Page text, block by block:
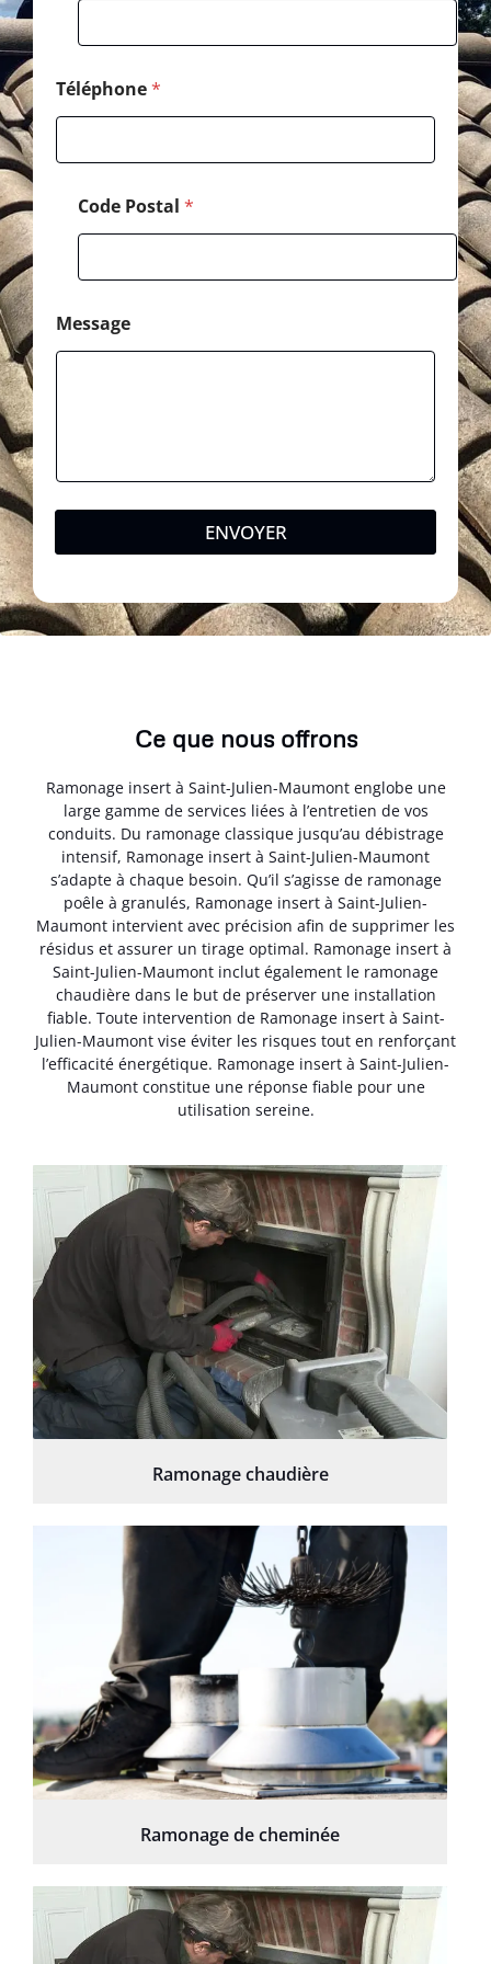
o
s
t
a
l
Téléphone*
Code Postal *
Message
ENVOYER
Ce que nous offrons
Ramonage insert à Saint-Julien-Maumont englobe une
large gamme de services liées à l’entretien de vos
conduits. Du ramonage classique jusqu’au débistrage
intensif, Ramonage insert à Saint-Julien-Maumont
s’adapte à chaque besoin. Qu’il s’agisse de ramonage
poêle à granulés, Ramonage insert à Saint-Julien-
Maumont intervient avec précision afin de supprimer les
résidus et assurer un tirage optimal. Ramonage insert à
Saint-Julien-Maumont inclut également le ramonage
chaudière dans le but de préserver une installation
fiable. Toute intervention de Ramonage insert à Saint-
Julien-Maumont vise éviter les risques tout en renforçant
l’efficacité énergétique. Ramonage insert à Saint-Julien-
Maumont constitue une réponse fiable pour une
utilisation sereine.
Ramonage chaudière
Ramonage de cheminée